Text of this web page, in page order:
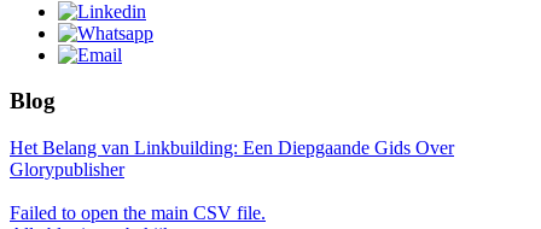
Blog
Het Belang van Linkbuilding: Een Diepgaande Gids Over
Glorypublisher
Failed to open the main CSV file.